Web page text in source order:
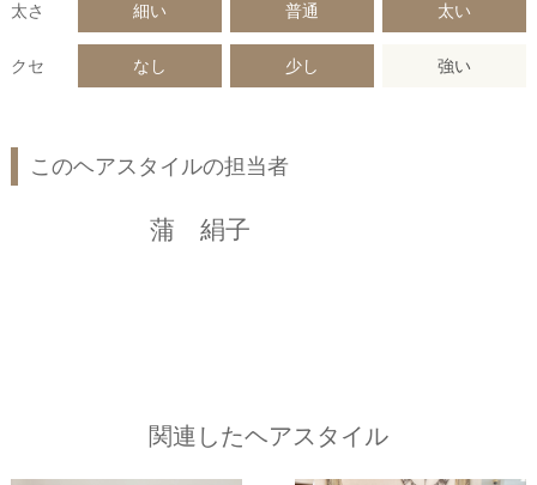
太さ 細い 普通 太い
クセ なし 少し 強い
このヘアスタイルの担当者
蒲 絹子
関連したヘアスタイル